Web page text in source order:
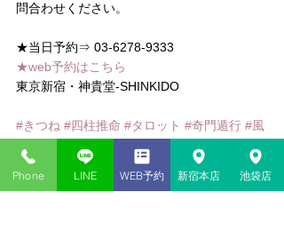
問合わせください。
★当日予約⇒ 03-6278-9333
★web予約はこちら
東京新宿・神貴堂-SHINKIDO
#きつね #四柱推命 #タロット #奇門遁行 #風
洋占星術
#ホロスコープ #miraimiku
#数秘術
#宿曜占星術 #アストロダイス
Phone LINE WEB予約 新宿本店 池袋店